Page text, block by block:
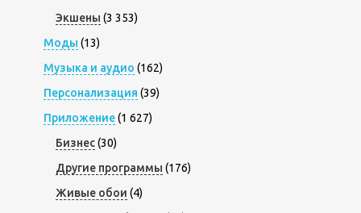
Экшены (3 353)
Моды (13)
Музыка и аудио (162)
Персонализация (39)
Приложение(1 627)
Бизнес(30)
Другие программы (176)
Живые обои (4)